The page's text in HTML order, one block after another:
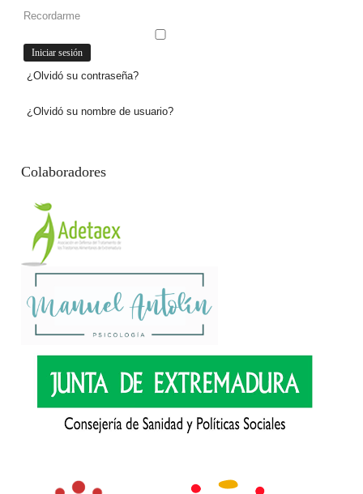
Recordarme
¿Olvidó su contraseña?
¿Olvidó su nombre de usuario?
Colaboradores